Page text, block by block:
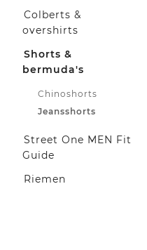
Colberts &
overshirts
Shorts &
bermuda's
Chinoshorts
Jeansshorts
Street One MEN Fit
Guide
Riemen